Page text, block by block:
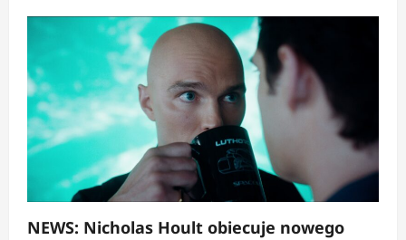
NEWS: Nicholas Hoult obiecuje nowego